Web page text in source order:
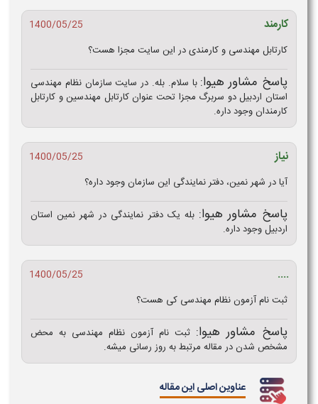
کارمند
1400/05/25
کارتابل مهندسی و کارمندی در این سایت مجزا هست؟
پاسخ مشاور هیوا: با سلام. بله. در سایت سازمان نظام مهندسی
استان اردبیل دو سربرگ مجزا تحت عنوان کارتابل مهندسین و کارتابل
کارمندان وجود داره.
نیاز
1400/05/25
آیا در شهر نمین، دفتر نمایندگی این سازمان وجود داره؟
پاسخ مشاور هیوا: بله یک دفتر نمایندگی در شهر نمین استان
اردبیل وجود داره.
....
1400/05/25
ثبت نام آزمون نظام مهندسی کی هست؟
پاسخ مشاور هیوا: ثبت نام آزمون نظام مهندسی به محض
مشخص شدن در مقاله مرتبط به روز رسانی میشه.
عناوین اصلی این مقاله